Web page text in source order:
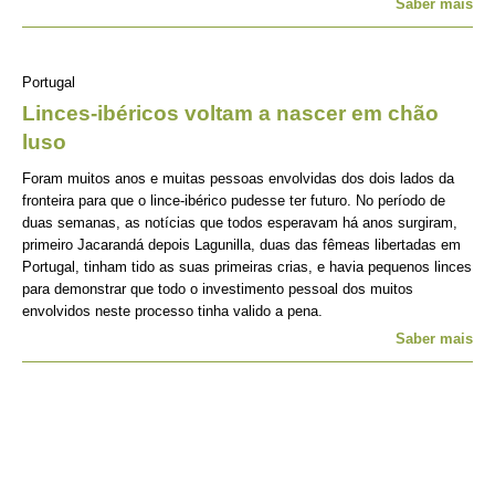
Saber mais
Portugal
Linces-ibéricos voltam a nascer em chão
luso
Foram muitos anos e muitas pessoas envolvidas dos dois lados da
fronteira para que o lince-ibérico pudesse ter futuro. No período de
duas semanas, as notícias que todos esperavam há anos surgiram,
primeiro Jacarandá depois Lagunilla, duas das fêmeas libertadas em
Portugal, tinham tido as suas primeiras crias, e havia pequenos linces
para demonstrar que todo o investimento pessoal dos muitos
envolvidos neste processo tinha valido a pena.
Saber mais